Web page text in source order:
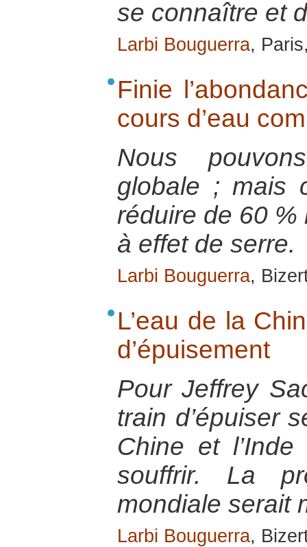
se connaître et
Larbi Bouguerra,
Finie
cours d’eau
Nous
globale ; mais
réduire de 60
à effet de serre.
Larbi Bouguerra,
L’eau de la
d’épuisement
Pour Jeffrey
train d’épuiser
Chine et l’Inde
souffrir. La
mondiale serait
Larbi Bouguerra,